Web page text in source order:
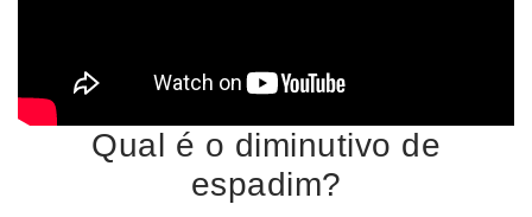
Qual é o diminutivo de
espadim?